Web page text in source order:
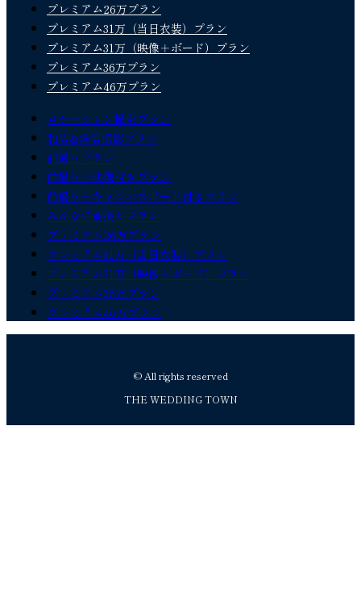
プレミアム26万プラン
プレミアム31万（当日衣装）プラン
プレミアム31万（映像＋ボード）プラン
プレミアム36万プラン
プレミアム46万プラン
ロケーション撮影プラン
和装&洋装撮影プラン
前撮りプラン
前撮り＋映像付きプラン
前撮り＋キャンバスボード付きプラン
みんなで前撮りプラン
プレミアム26万プラン
プレミアム31万（当日衣装）プラン
プレミアム31万（映像＋ボード）プラン
プレミアム36万プラン
プレミアム46万プラン
© All rights reserved
THE WEDDING TOWN